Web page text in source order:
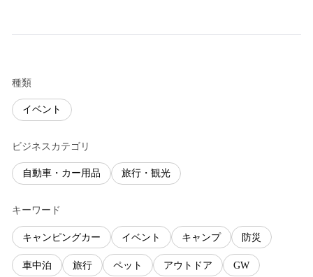
種類
イベント
ビジネスカテゴリ
自動車・カー用品 旅行・観光
キーワード
キャンピングカー イベント キャンプ 防災
車中泊 旅行 ペット アウトドア GW